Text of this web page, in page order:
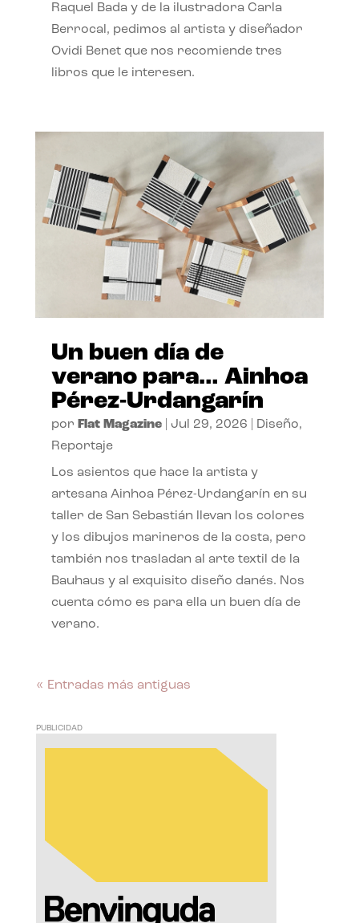
Raquel Bada y de la ilustradora Carla
Berrocal, pedimos al artista y diseñador
Ovidi Benet que nos recomiende tres
libros que le interesen.
Un buen día de
verano para… Ainhoa
Pérez-Urdangarín
por Flat Magazine| Jul 29, 2026 Diseño,
Reportaje
Los asientos que hace la artista y
artesana Ainhoa Pérez-Urdangarín en su
taller de San Sebastián llevan los colores
y los dibujos marineros de la costa, pero
también nos trasladan al arte textil de la
Bauhaus y al exquisito diseño danés. Nos
cuenta cómo es para ella un buen día de
verano.
« Entradas más antiguas
PUBLICIDAD